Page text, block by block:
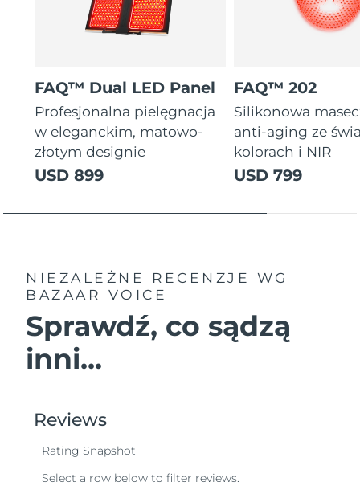
FAQ™ Dual LED Panel
Profesjonalna pielęgnacja
w eleganckim, matowo-
złotym designie
USD 899
FAQ™ 202
Silikonowa
anti-aging ze
kolorach i NIR
USD 799
NIEZALEŻNE RECENZJE
WG
BAZAAR VOICE
Sprawdź, co sądzą
inni...